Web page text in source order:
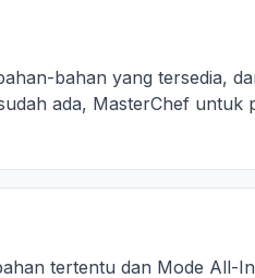
bahan yang tersedia,
ada, MasterChef untuk
tertentu dan Mode All-